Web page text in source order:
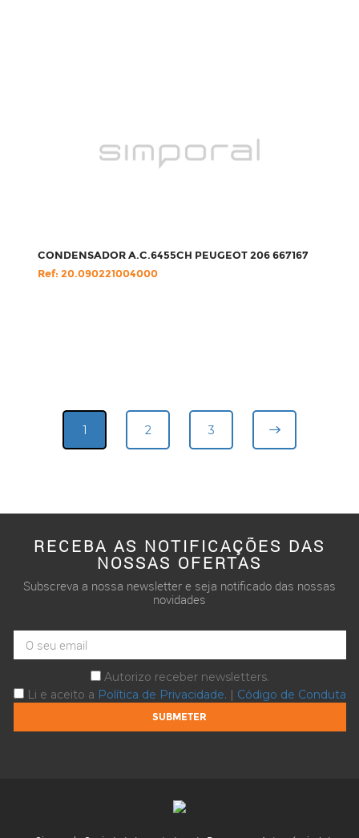
CONDENSADOR A.C.6455CH PEUGEOT 206 667167
Ref: 20.090221004000
1 2 3
RECEBA AS NOTIFICAÇÕES DAS
NOSSAS OFERTAS
Subscreva a nossa newsletter e seja notificado das nossas
novidades
Autorizo receber newsletters.
Li e aceito a Política de Privacidade. | Código de Conduta